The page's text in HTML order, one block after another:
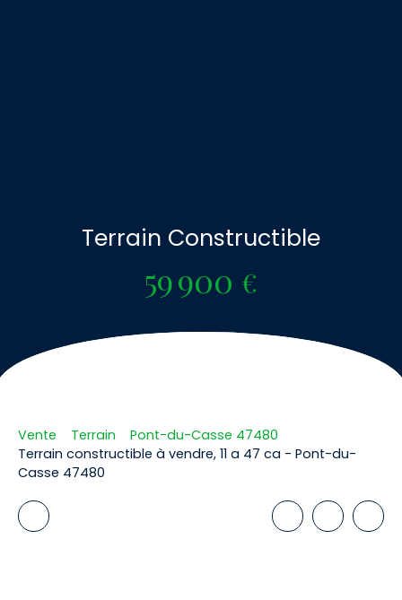
Terrain Constructible
59 900 €
Vente Terrain
Pont-du-Casse 47480
Terrain constructible à vendre, 11 a 47 ca - Pont-du-
Casse 47480